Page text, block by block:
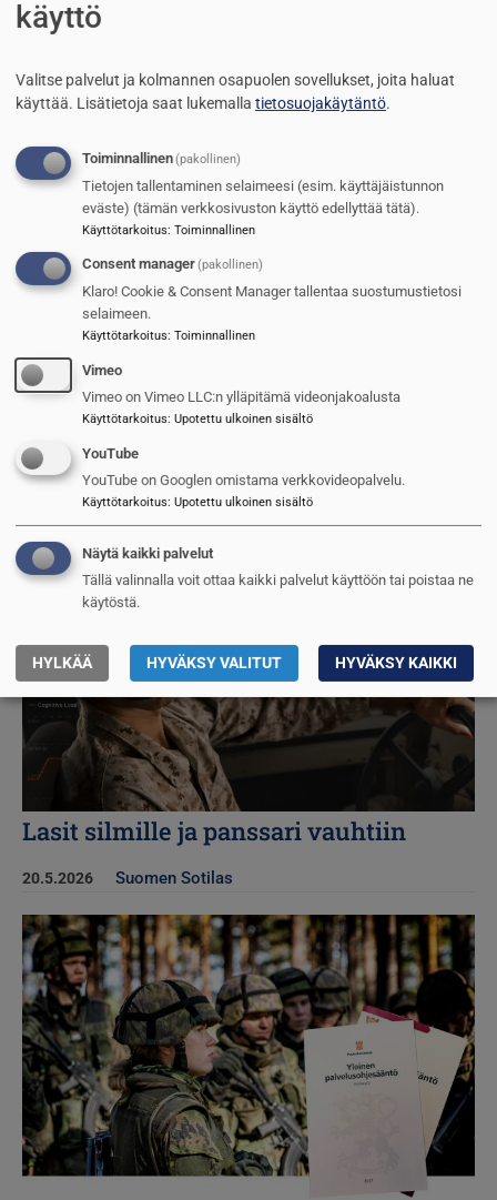
Droonien vihollinen
21.5.2026 Reijo Ruokanen
Kuva
Lasit silmille ja panssari vauhtiin
20.5.2026 Suomen Sotilas
Kuva
käyttö
Valitse palvelut ja kolmannen osapuolen sovellukset, joita haluat
käyttää. Lisätietoja saat lukemalla tietosuojakäytäntö.
Toiminnallinen(pakollinen)
Tietojen tallentaminen selaimeesi (esim. käyttäjäistunnon
eväste) (tämän verkkosivuston käyttö edellyttää tätä).
Käyttötarkoitus: Toiminnallinen
Consent manager(pakollinen)
Klaro! Cookie & Consent Manager tallentaa suostumustietosi
selaimeen.
Käyttötarkoitus: Toiminnallinen
Vimeo
Vimeo on Vimeo LLC:n ylläpitämä videonjakoalusta
Käyttötarkoitus: Upotettu ulkoinen sisältö
YouTube
YouTube on Googlen omistama verkkovideopalvelu.
Käyttötarkoitus: Upotettu ulkoinen sisältö
Näytä kaikki palvelut
Tällä valinnalla voit ottaa kaikki palvelut käyttöön tai poistaa ne
käytöstä.
HYLKÄÄ HYVÄKSY VALITUT HYVÄKSY KAIKKI